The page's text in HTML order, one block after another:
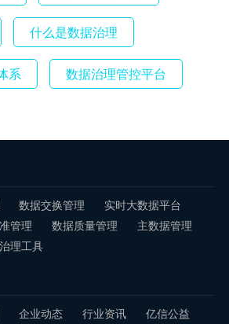
什么是数据治理
系 数据治理管控平台
数据交换管理
实时大数据平台
管理 数据质量管理
主数据管理
理工具
企业动态 行业资讯 亿信公益